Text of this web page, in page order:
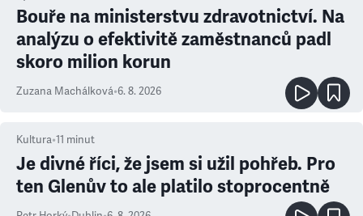
Bouře na ministerstvu zdravotnictví. Na
analýzu o efektivitě zaměstnanců padl
skoro milion korun
Zuzana Machálková•6. 8. 2026
Kultura•11 minut
Je divné říci, že jsem si užil pohřeb. Pro
ten Glenův to ale platilo stoprocentně